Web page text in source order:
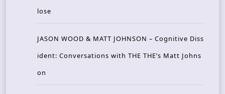
lose
JASON WOOD & MATT JOHNSON – Cognitive Diss
ident: Conversations with THE THE’s Matt Johns
on